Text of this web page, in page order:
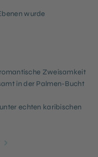
wurde
Zweisamkeit
in der Palmen-Bucht
echten karibischen